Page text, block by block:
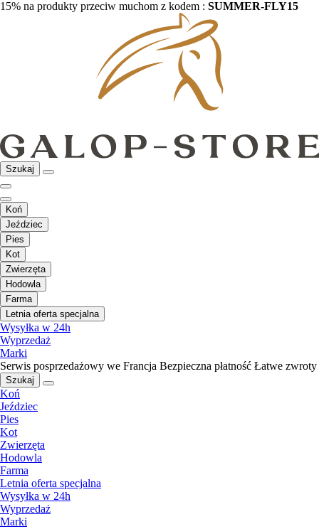
15% na produkty przeciw muchom z kodem : SUMMER-FLY15
Szukaj
Koń
Jeździec
Pies
Kot
Zwierzęta
Hodowla
Farma
Letnia oferta specjalna
Wysyłka w 24h
Wyprzedaż
Marki
Serwis posprzedażowy we Francja Bezpieczna płatność Łatwe zwroty
Szukaj
Koń
Jeździec
Pies
Kot
Zwierzęta
Hodowla
Farma
Letnia oferta specjalna
Wysyłka w 24h
Wyprzedaż
Marki